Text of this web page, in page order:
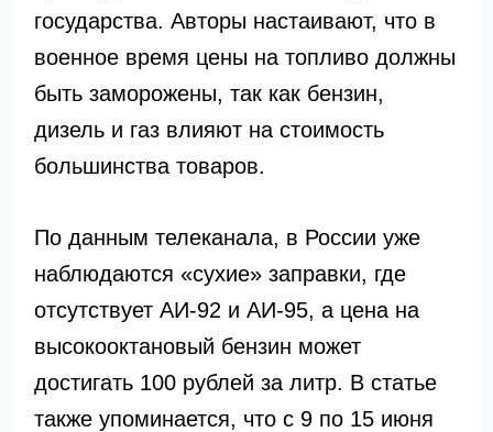
государства. Авторы настаивают, что в
военное время цены на топливо должны
быть заморожены, так как бензин,
дизель и газ влияют на стоимость
большинства товаров.
По данным телеканала, в России уже
наблюдаются «сухие» заправки, где
отсутствует АИ-92 и АИ-95, а цена на
высокооктановый бензин может
достигать 100 рублей за литр. В статье
также упоминается, что с 9 по 15 июня